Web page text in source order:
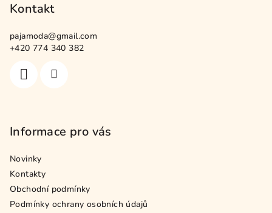
Kontakt
pajamoda@gmail.com
+420 774 340 382
Informace pro vás
Novinky
Kontakty
Obchodní podmínky
Podmínky ochrany osobních údajů